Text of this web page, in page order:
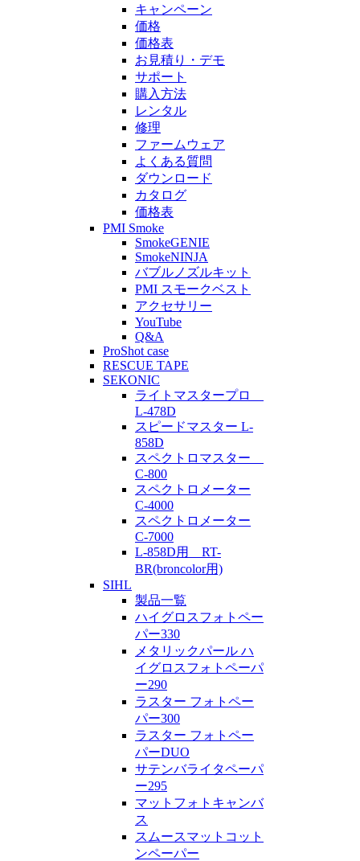
キャンペーン
価格
価格表
お見積り・デモ
サポート
購入方法
レンタル
修理
ファームウェア
よくある質問
ダウンロード
カタログ
価格表
PMI Smoke
SmokeGENIE
SmokeNINJA
バブルノズルキット
PMI スモークベスト
アクセサリー
YouTube
Q&A
ProShot case
RESCUE TAPE
SEKONIC
ライトマスタープロ
L-478D
スピードマスター L-
858D
スペクトロマスター
C-800
スペクトロメーター
C-4000
スペクトロメーター
C-7000
L-858D用 RT-
BR(broncolor用)
SIHL
製品一覧
ハイグロスフォトペー
パー330
メタリックパール ハ
イグロスフォトペーパ
ー290
ラスター フォトペー
パー300
ラスター フォトペー
パーDUO
サテンバライタペーパ
ー295
マットフォトキャンバ
ス
スムースマットコット
ンペーパー